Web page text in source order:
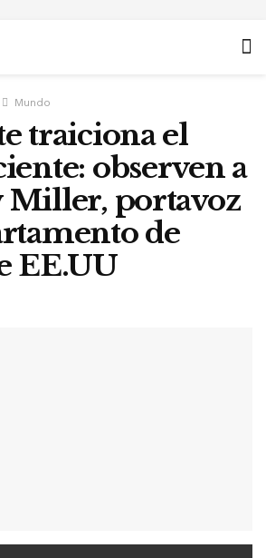
Mundo
traiciona el
observen a
Miller, portavoz
de
EE.UU